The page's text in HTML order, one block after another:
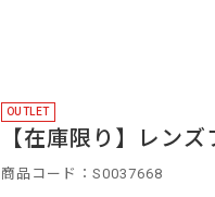
OUTLET
【在庫限り】レン
商品コード：S0037668